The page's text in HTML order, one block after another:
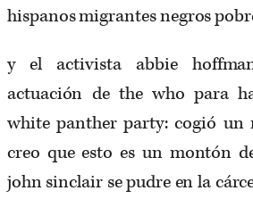
hispanos migrantes negros
y el activista abbie
actuación de the who para
white panther party: cogió
creo que esto es un montón
john sinclair se pudre en la